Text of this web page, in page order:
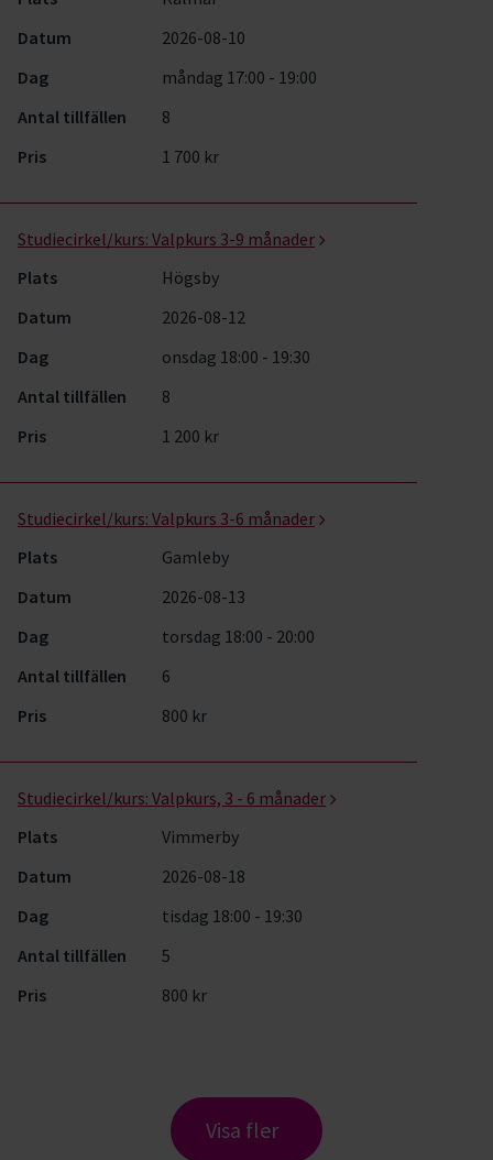
Datum
2026-08-10
Dag
måndag 17:00 - 19:00
Antal tillfällen
8
Pris
1 700 kr
Studiecirkel/kurs: Valpkurs 3-9 månader
Plats
Högsby
Datum
2026-08-12
Dag
onsdag 18:00 - 19:30
Antal tillfällen
8
Pris
1 200 kr
Studiecirkel/kurs: Valpkurs 3-6 månader
Plats
Gamleby
Datum
2026-08-13
Dag
torsdag 18:00 - 20:00
Antal tillfällen
6
Pris
800 kr
Studiecirkel/kurs: Valpkurs, 3 - 6 månader
Plats
Vimmerby
Datum
2026-08-18
Dag
tisdag 18:00 - 19:30
Antal tillfällen
5
Pris
800 kr
Visa fler